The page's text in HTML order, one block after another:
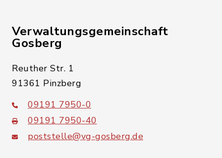
Verwaltungsgemeinschaft
Gosberg
Reuther Str. 1
91361 Pinzberg
09191 7950-0
09191 7950-40
poststelle@vg-gosberg.de